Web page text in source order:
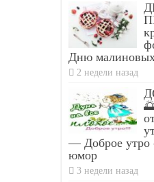
Дню
2 недели назад
— Доброе утро
юмор
3 недели назад